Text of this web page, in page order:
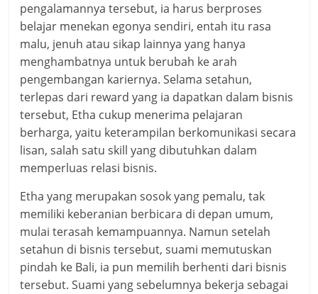
pengalamannya tersebut, ia harus berproses
belajar menekan egonya sendiri, entah itu rasa
malu, jenuh atau sikap lainnya yang hanya
menghambatnya untuk berubah ke arah
pengembangan kariernya. Selama setahun,
terlepas dari reward yang ia dapatkan dalam bisnis
tersebut, Etha cukup menerima pelajaran
berharga, yaitu keterampilan berkomunikasi secara
lisan, salah satu skill yang dibutuhkan dalam
memperluas relasi bisnis.
Etha yang merupakan sosok yang pemalu, tak
memiliki keberanian berbicara di depan umum,
mulai terasah kemampuannya. Namun setelah
setahun di bisnis tersebut, suami memutuskan
pindah ke Bali, ia pun memilih berhenti dari bisnis
tersebut. Suami yang sebelumnya bekerja sebagai